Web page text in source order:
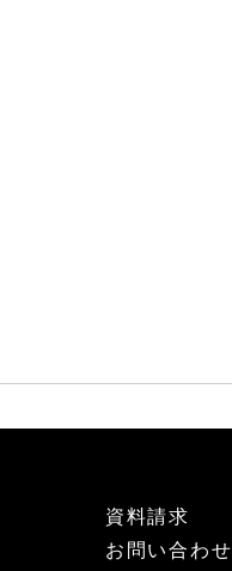
資料請求
お問い合わせ